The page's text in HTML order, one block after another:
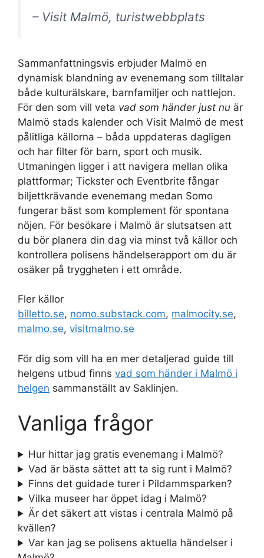
– Visit Malmö, turistwebbplats
Sammanfattningsvis erbjuder Malmö en
dynamisk blandning av evenemang som tilltalar
både kulturälskare, barnfamiljer och nattlejon.
För den som vill veta vad som händer just nu är
Malmö stads kalender och Visit Malmö de mest
pålitliga källorna – båda uppdateras dagligen
och har filter för barn, sport och musik.
Utmaningen ligger i att navigera mellan olika
plattformar; Tickster och Eventbrite fångar
biljettkrävande evenemang medan Somo
fungerar bäst som komplement för spontana
nöjen. För besökare i Malmö är slutsatsen att
du bör planera din dag via minst två källor och
kontrollera polisens händelserapport om du är
osäker på tryggheten i ett område.
Fler källor
billetto.se, nomo.substack.com, malmocity.se,
malmo.se, visitmalmo.se
För dig som vill ha en mer detaljerad guide till
helgens utbud finns vad som händer i Malmö i
helgen sammanställt av Saklinjen.
Vanliga frågor
Hur hittar jag gratis evenemang i Malmö?
Vad är bästa sättet att ta sig runt i Malmö?
Finns det guidade turer i Pildammsparken?
Vilka museer har öppet idag i Malmö?
Är det säkert att vistas i centrala Malmö på
kvällen?
Var kan jag se polisens aktuella händelser i